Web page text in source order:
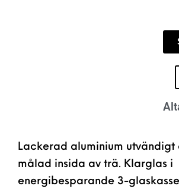
Lackerad aluminium utvändigt
målad insida av trä. Klarglas i
energibesparande 3-